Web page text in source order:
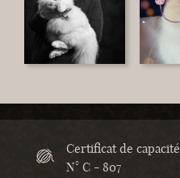
Certificat de capacité
N° C - 807